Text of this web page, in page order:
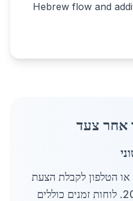
Hebrew flow and
אחר צעד
או הטלפון לקבלת הצעת
מחיר ראשונית בשנת 2026. לוחות זמנים כוללים